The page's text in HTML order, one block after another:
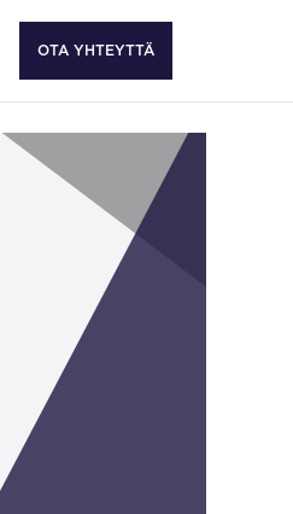
OTA YHTEYTTÄ